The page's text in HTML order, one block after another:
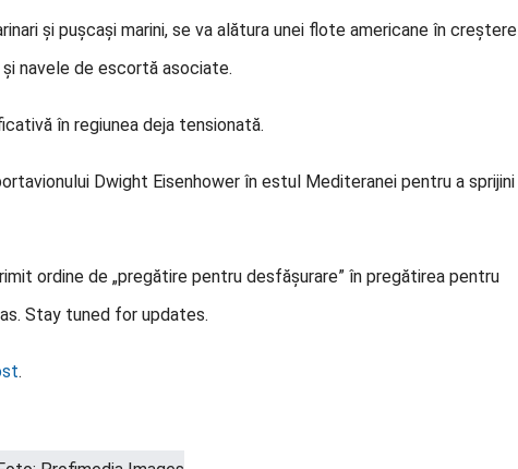
și pușcași marini, se va alătura unei flote americane în creștere
navele de escortă asociate.
în regiunea deja tensionată.
Dwight Eisenhower în estul Mediteranei pentru a sprijini
ordine de „pregătire pentru desfășurare” în pregătirea pentru
Stay tuned for updates.
.